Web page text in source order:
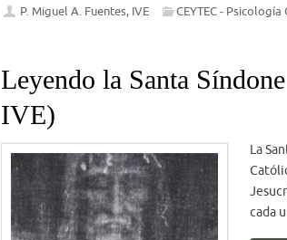
P. Miguel A. Fuentes, IVE CEYTEC - Psicología
Leyendo la Santa
IVE)
La
cada